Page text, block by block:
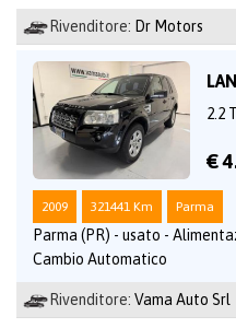
Rivenditore: Dr Motors
2.2
€
2009 321441 Km Parma
Parma (PR) - usato -
Cambio Automatico
Rivenditore: Vama Auto Srl